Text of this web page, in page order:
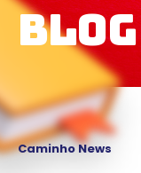
Blog
Caminho News